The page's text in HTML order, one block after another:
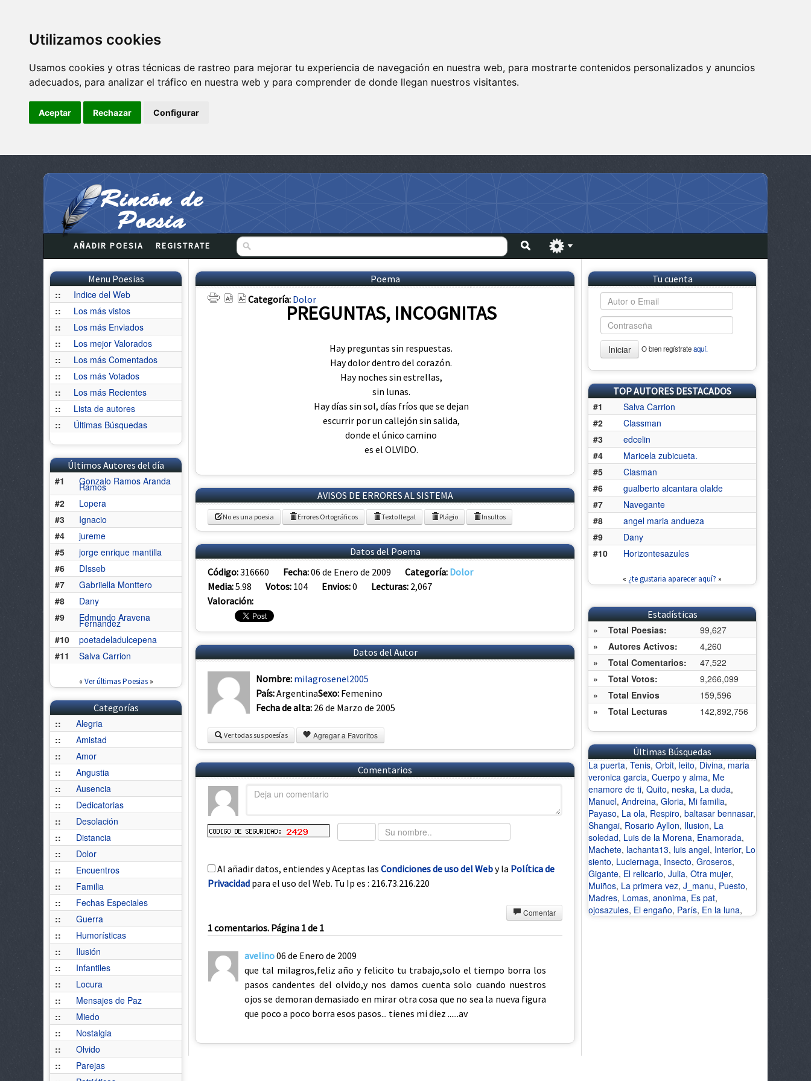
Utilizamos cookies
Usamos cookies y otras técnicas de rastreo para mejorar tu experiencia de navegación en nuestra web, para mostrarte contenidos personalizados y anuncios
adecuados, para analizar el tráfico en nuestra web y para comprender de donde llegan nuestros visitantes.
Aceptar Rechazar Configurar
AÑADIR POESIA REGISTRATE
Menu Poesias
::
Indice del Web
::
Los más vistos
::
Los más Enviados
::
Los mejor Valorados
::
Los más Comentados
::
Los más Votados
::
Los más Recientes
::
Lista de autores
::
Últimas Búsquedas
Últimos Autores del día
#1
Gonzalo Ramos Aranda
Ramos
#2
Lopera
#3
Ignacio
#4
jureme
#5
jorge enrique mantilla
#6
DIsseb
#7
Gabriiella Monttero
#8
Dany
#9
Edmundo Aravena
Fernández
#10
poetadeladulcepena
#11
Salva Carrion
« Ver últimas Poesias»
Categorías
::
Alegria
::
Amistad
::
Amor
::
Angustia
::
Ausencia
::
Dedicatorias
::
Desolación
::
Distancia
::
Dolor
::
Encuentros
::
Familia
::
Fechas Especiales
::
Guerra
::
Humorísticas
::
Ilusión
::
Infantiles
::
Locura
::
Mensajes de Paz
::
Miedo
::
Nostalgia
::
Olvido
::
Parejas
Poema
Categoría: Dolor
PREGUNTAS, INCOGNITAS
Hay preguntas sin respuestas.
Hay dolor dentro del corazón.
Hay noches sin estrellas,
sin lunas.
Hay días sin sol, días fríos que se dejan
escurrir por un callejón sin salida,
donde el único camino
es el OLVIDO.
AVISOS DE ERRORES AL SISTEMA
No es una poesia Errores Ortográficos Texto Ilegal Plágio Insultos
Datos del Poema
Código:316660 Fecha:06 de Enero de 2009 Categoría: Dolor
Media:5.98 Votos: 104 Envios:0 Lecturas: 2,067
Valoración:
Datos del Autor
Nombre: milagrosenel2005
País:ArgentinaSexo: Femenino
Fecha de alta: 26 de Marzo de 2005
Ver todas sus poesías Agregar a Favoritos
Comentarios
Al añadir datos, entiendes y Aceptas las Condiciones de uso del Weby la Política de
Privacidad para el uso del Web. Tu Ip es : 216.73.216.220
Comentar
1 comentarios. Página 1 de 1
avelino06 de Enero de 2009
que tal milagros,feliz año y felicito tu trabajo,solo el tiempo borra los
pasos candentes del olvido,y nos damos cuenta solo cuando nuestros
ojos se demoran demasiado en mirar otra cosa que no sea la nueva figura
que poco a poco borra esos pasos... tienes mi diez ......av
Tu cuenta
Iniciar O bien regístrateaquí.
TOP AUTORES DESTACADOS
#1
Salva Carrion
#2
Classman
#3
edcelin
#4
Maricela zubicueta.
#5
Clasman
#6
gualberto alcantara olalde
#7
Navegante
#8
angel maria andueza
#9
Dany
#10
Horizontesazules
« ¿te gustaria aparecer aquí? »
Estadísticas
»
Total Poesias:
99,627
»
Autores Activos:
4,260
»
Total Comentarios:
47,522
»
Total Votos:
9,266,099
»
Total Envios
159,596
»
Total Lecturas 142,892,756
Últimas Búsquedas
La puerta, Tenis, Orbit, leito, Divina, maria
veronica garcia, Cuerpo y alma, Me
enamore de ti, Quito, neska, La duda,
Manuel, Andreina, Gloria, Mi familia,
Payaso, La ola, Respiro, baltasar bennasar,
Shangai, Rosario Ayllon, Ilusion, La
soledad, Luis de la Morena, Enamorada,
Machete, lachanta13, luis angel, Interior, Lo
siento, Luciernaga, Insecto, Groseros,
Gigante, El relicario, Julia, Otra mujer,
Muiños, La primera vez, J_manu, Puesto,
Madres, Lomas, anonima, Es pat,
ojosazules, El engaño, París, En la luna,